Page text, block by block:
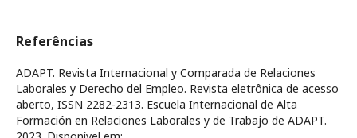
Referências
ADAPT. Revista Internacional y Comparada de Relaciones
Laborales y Derecho del Empleo. Revista eletrônica de acesso
aberto, ISSN 2282-2313. Escuela Internacional de Alta
Formación en Relaciones Laborales y de Trabajo de ADAPT.